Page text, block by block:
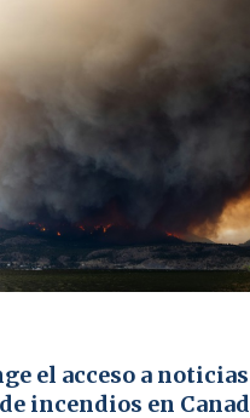
el acceso a
incendios en